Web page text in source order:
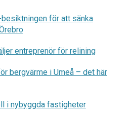
besiktningen för att sänka
entreprenör för relining
bergvärme i Umeå – det här
i nybyggda fastigheter